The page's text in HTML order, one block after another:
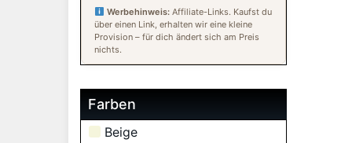
Werbehinweis:Affiliate-Links. Kaufst du
über einen Link, erhalten wir eine kleine
Provision – für dich ändert sich am Preis
nichts.
Farben
Beige